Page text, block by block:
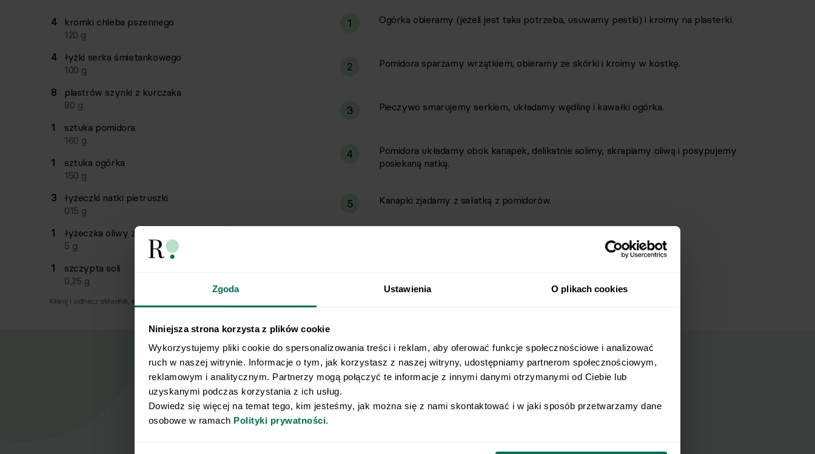
Zgoda Ustawienia O plikach cookies
Niniejsza strona korzysta z plików cookie
Wykorzystujemy pliki cookie do spersonalizowania treści i reklam, aby oferować funkcje społecznościowe i analizować
ruch w naszej witrynie. Informacje o tym, jak korzystasz z naszej witryny, udostępniamy partnerom społecznościowym,
reklamowym i analitycznym. Partnerzy mogą połączyć te informacje z innymi danymi otrzymanymi od Ciebie lub
uzyskanymi podczas korzystania z ich usług.
Dowiedz się więcej na temat tego, kim jesteśmy, jak można się z nami skontaktować i w jaki sposób przetwarzamy dane
osobowe w ramach Polityki prywatności.
Lista składników przepisu z ilościami i wagami
Ilość Składnik
4 kromki chleba pszennego
120 g
4
łyżki serka śmietankowego
100 g
8
plastrów szynki z kurczaka
80 g
1
sztuka pomidora
160 g
1
sztuka ogórka
150 g
3
łyżeczki natki pietruszki
015 g
1
łyżeczka oliwy z oliwek
5 g
1
szczypta soli
0,25 g
Kliknij i odhacz składnik, który już masz.
1 Ogórka obieramy (jeżeli jest taka potrzeba, usuwamy pestki) i kroimy na plasterki.
2 Pomidora sparzamy wrzątkiem, obieramy ze skórki i kroimy w kostkę.
3 Pieczywo smarujemy serkiem, układamy wędlinę i kawałki ogórka.
4
Pomidora układamy obok kanapek, delikatnie solimy, skrapiamy oliwą i posypujemy
posiekaną natką.
5 Kanapki zjadamy z sałatką z pomidorów.
Wyślij przepis na e-mail
Nasze najlepsze przepisy, prosto na Twoja skrzynkę e-mail.